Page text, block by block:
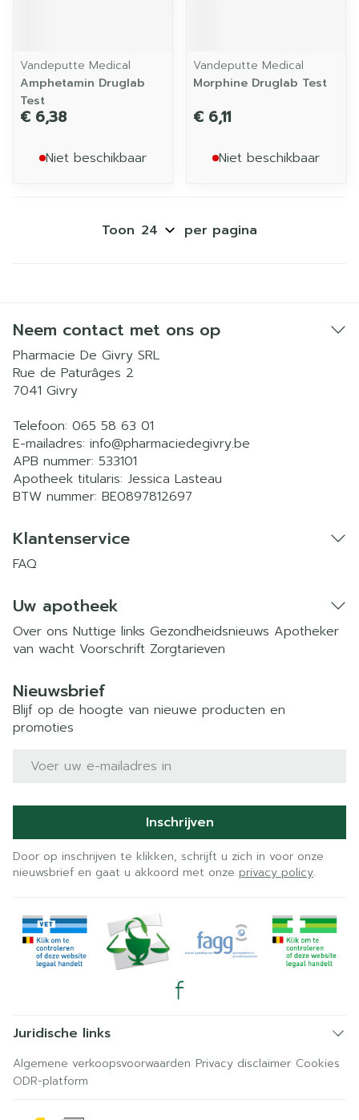
Vandeputte Medical
Amphetamin Druglab
Test
€ 6,38
Niet beschikbaar
Vandeputte Medical
Morphine Druglab Test
€ 6,11
Niet beschikbaar
Toon per pagina
Neem contact met ons op
Pharmacie De Givry SRL
Rue de Paturâges 2
7041 Givry
Telefoon: 065 58 63 01
E-mailadres: info@pharmaciedegivry.be
APB nummer: 533101
Apotheek titularis: Jessica Lasteau
BTW nummer: BE0897812697
Klantenservice
FAQ
Uw apotheek
Over ons Nuttige links Gezondheidsnieuws Apotheker
van wacht Voorschrift Zorgtarieven
Nieuwsbrief
Blijf op de hoogte van nieuwe producten en
promoties
E-mail adres
Inschrijven
Door op inschrijven te klikken, schrijft u zich in voor onze
nieuwsbrief en gaat u akkoord met onze privacy policy.
Juridische links
Algemene verkoopsvoorwaarden Privacy disclaimer Cookies
ODR-platform